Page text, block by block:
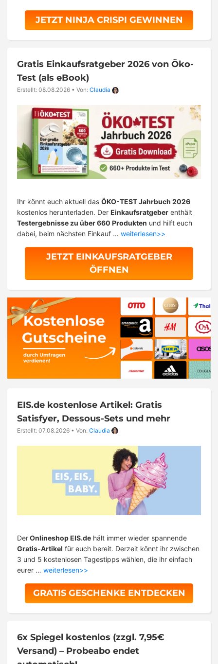
JETZT NINJA CRISPI GEWINNEN
Gratis Einkaufsratgeber 2026 von Öko-
Test (als eBook)
Erstellt: 08.08.2026 • Von: Claudia
Ihr könnt euch aktuell das ÖKO-TEST Jahrbuch 2026
kostenlos herunterladen. Der Einkaufsratgeber enthält
Testergebnisse zu über 660 Produkten und hilft euch
dabei, beim nächsten Einkauf … weiterlesen>>
JETZT EINKAUFSRATGEBER
ÖFFNEN
EIS.de kostenlose Artikel: Gratis
Satisfyer, Dessous-Sets und mehr
Erstellt: 07.08.2026 • Von: Claudia
DerOnlineshop EIS.de hält immer wieder spannende
Gratis-Artikel für euch bereit. Derzeit könnt ihr zwischen
3 und 5 kostenlosen Tagestipps wählen, die ihr einfach
eurer … weiterlesen>>
GRATIS GESCHENKE ENTDECKEN
6x Spiegel kostenlos (zzgl. 7,95€
Versand) – Probeabo endet